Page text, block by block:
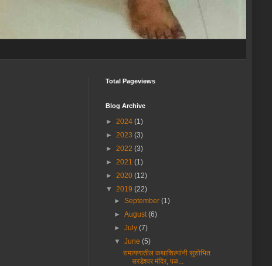
Total Pageviews
Blog Archive
► 2024 (1)
► 2023 (3)
► 2022 (3)
► 2021 (1)
► 2020 (12)
▼ 2019 (22)
►September(1)
►August(6)
►July(7)
▼June(5)
रामायणातील कथाशिल्पांनी सुशोभित
सरडेश्वर मंदिर, पळ...